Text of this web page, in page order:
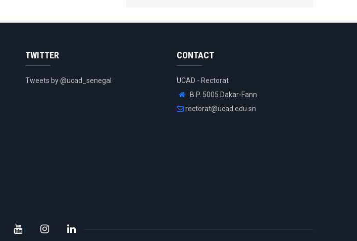
TWITTER
Tweets by @ucad_senegal
CONTACT
UCAD - Rectorat
B.P. 5005 Dakar-Fann
rectorat@ucad.edu.sn